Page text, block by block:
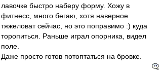
лавочке быстро наберу форму. Хожу в
фитнесс, много бегаю, хотя наверное
тяжеловат сейчас, но это поправимо :) куда
торопиться. Раньше играл опорника, видел
поле.
Даже просто готов потоптаться на бровке.